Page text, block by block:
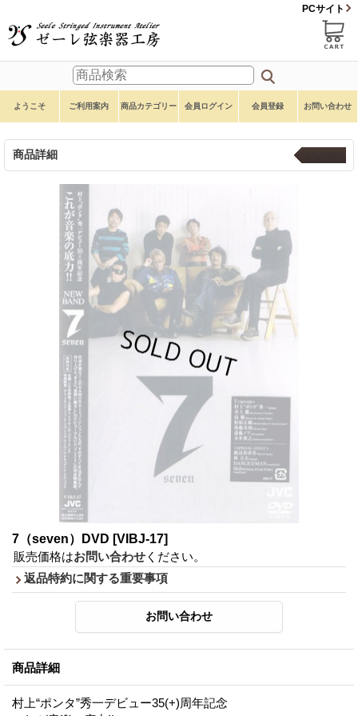
PCサイト
ようこそ ご利用案内 商品カテゴリー 会員ログイン 会員登録 お問い合わせ
商品詳細
7（seven）DVD [VIBJ-17]
販売価格はお問い合わせ ください。
返品特約に関する重要事項
商品詳細
村上“ポンタ”秀一デビュー35(+)周年記念